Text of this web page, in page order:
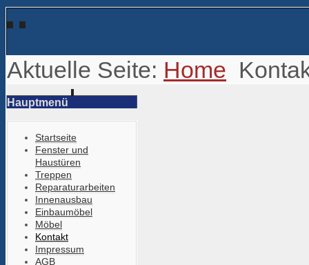
Aktuelle Seite: Home
Hauptmenü
Startseite
Fenster und
Haustüren
Treppen
Reparaturarbeiten
Innenausbau
Einbaumöbel
Möbel
Kontakt
Impressum
AGB